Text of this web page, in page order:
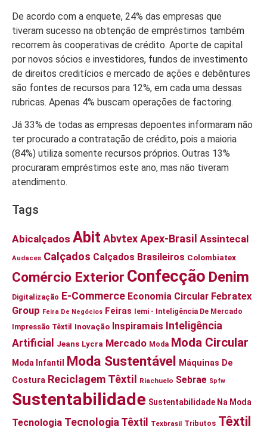
De acordo com a enquete, 24% das empresas que
tiveram sucesso na obtenção de empréstimos também
recorrem às cooperativas de crédito. Aporte de capital
por novos sócios e investidores, fundos de investimento
de direitos creditícios e mercado de ações e debêntures
são fontes de recursos para 12%, em cada uma dessas
rubricas. Apenas 4% buscam operações de factoring.
Já 33% de todas as empresas depoentes informaram não
ter procurado a contratação de crédito, pois a maioria
(84%) utiliza somente recursos próprios. Outras 13%
procuraram empréstimos este ano, mas não tiveram
atendimento.
Tags
Abicalçados Abit AbvtexApex-Brasil Assintecal
Audaces Calçados Calçados Brasileiros Colombiatex
Comércio Exterior Confecção Denim
Digitalização E-Commerce Economia Circular Febratex
Group Feira De Negócios Feiras Iemi - Inteligência De Mercado
Impressão Têxtil Inovação Inspiramais
Inteligência
Artificial
Jeans Lycra Mercado Moda Moda Circular
Moda Infantil Moda Sustentável
Máquinas De
Costura Reciclagem Têxtil Riachuelo Sebrae Spfw
Sustentabilidade Sustentabilidade Na Moda
Tecnologia Tecnologia Têxtil Texbrasil Tributos Têxtil